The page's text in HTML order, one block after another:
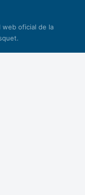
web oficial de la